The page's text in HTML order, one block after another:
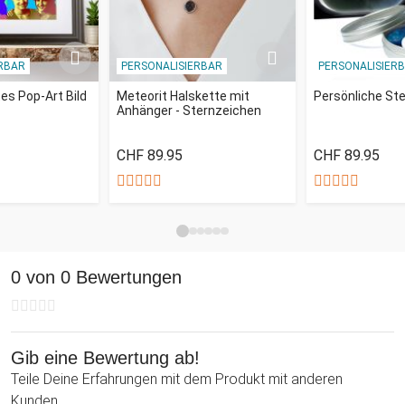
Pop-Art Bild
PERSONALISIERBAR
Meteorit Halskette mit
Anhänger - Sternzeichen
CHF 89.95
Persönliche
CHF 89.95
0 von 0 Bewertungen
Gib eine Bewertung ab!
Teile Deine Erfahrungen mit dem Produkt mit anderen